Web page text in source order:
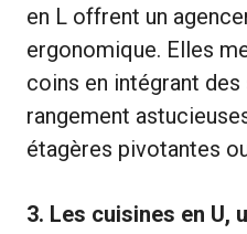
en L offrent un
ergonomique. Elles
coins en intégrant
rangement
étagères pivotantes
3. Les cuisines en U,